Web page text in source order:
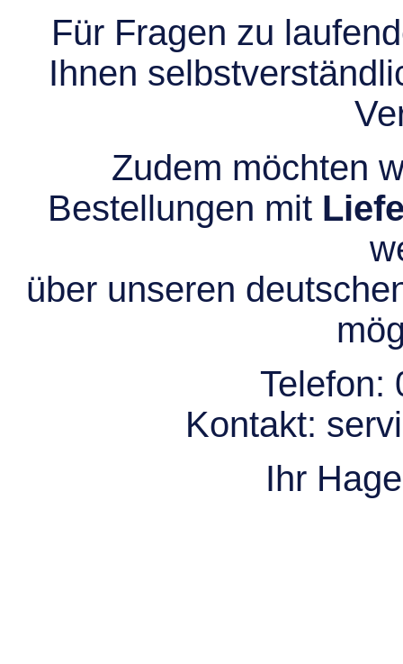
Für Fragen zu
Ihnen
Zudem möchten
Bestellungen mit
über unseren
Telefon:
Kontakt:
Ihr